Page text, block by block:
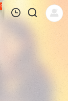
热榜 APP